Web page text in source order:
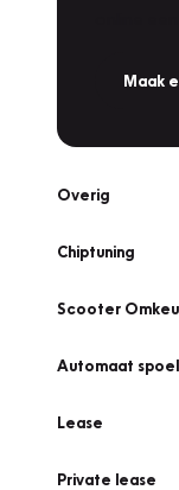
Maak
Overig
Chiptuning
Scooter
Automaat
Lease
Private lease